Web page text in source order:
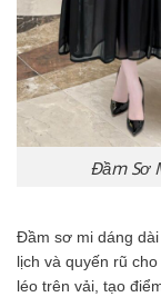
Đầm Sơ
Đầm sơ mi dáng
lịch và quyến rũ
léo trên vải, tạo